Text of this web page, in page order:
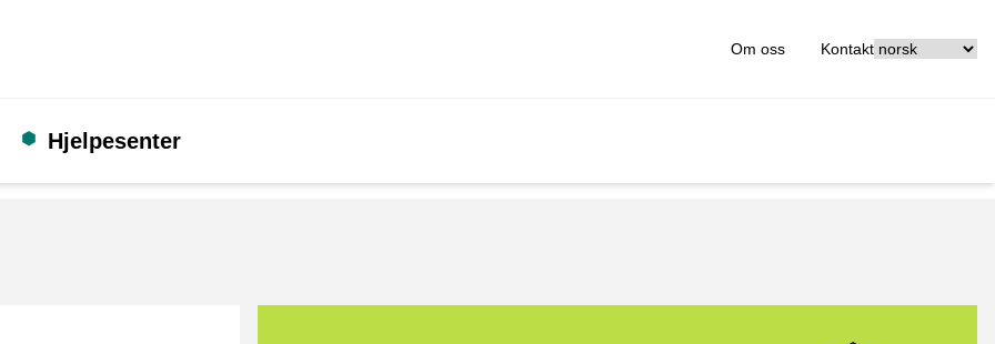
Om oss Kontakt
Hjelpesenter